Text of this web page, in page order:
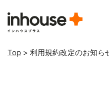
Top > 利用規約改定のお知ら